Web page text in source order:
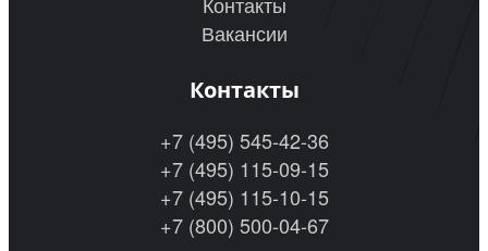
Вакансии
Контакты
+7 (495) 545-42-36
+7 (495) 115-09-15
+7 (495) 115-10-15
+7 (800) 500-04-67